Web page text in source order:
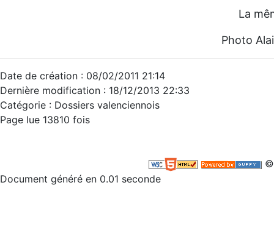
La
Photo
Date de création : 08/02/2011 21:14
Dernière modification : 18/12/2013 22:33
Catégorie : Dossiers valenciennois
Page lue 13810 fois
©
Document généré en 0.01 seconde